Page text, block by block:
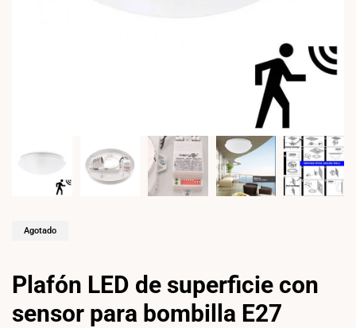
Agotado
Plafón LED de superficie con
sensor para bombilla E27